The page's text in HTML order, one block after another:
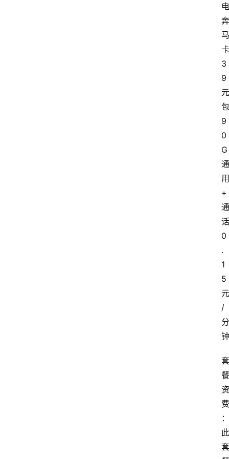
电
奔
马
卡
3
9
元
包
9
0
G
通
用
+
通
话
0
.
1
5
元
/
分
钟
套
餐
资
费
：
此
套